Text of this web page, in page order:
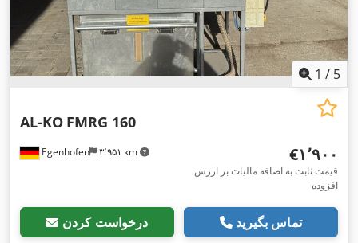
1 / 5
Egenhofen ۳٬۹۵۱ km
AL-KO FMRG 160
‎€۱٬۹۰۰
قیمت ثابت به اضافه مالیات بر ارزش
افزوده
درخواست کردن تماس بگیرید